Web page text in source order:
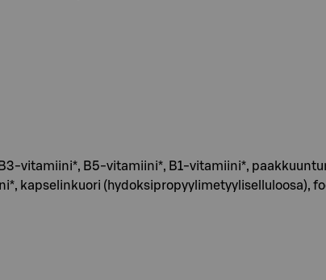
vitamiini*, B5-vitamiini*, B1-vitamiini*,
kapselinkuori (hydoksipropyylimetyyliselluloosa),